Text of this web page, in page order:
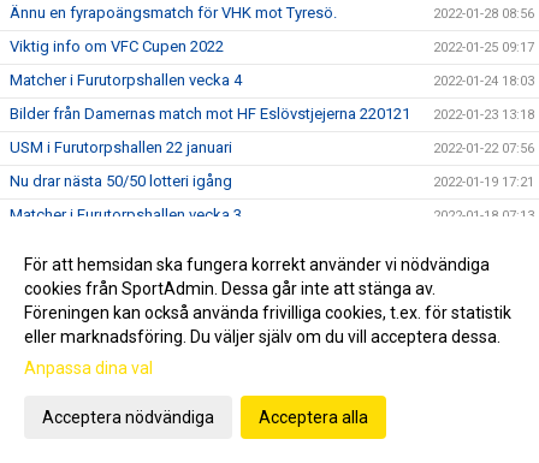
Ännu en fyrapoängsmatch för VHK mot Tyresö. 2022-01-28 08:56
Viktig info om VFC Cupen 2022 2022-01-25 09:17
Matcher i Furutorpshallen vecka 4 2022-01-24 18:03
Bilder från Damernas match mot HF Eslövstjejerna 220121 2022-01-23 13:18
USM i Furutorpshallen 22 januari 2022-01-22 07:56
Nu drar nästa 50/50 lotteri igång 2022-01-19 17:21
Matcher i Furutorpshallen vecka 3 2022-01-18 07:13
Vinnare i 50/50 lotteriet
Ändringar i schemat för helgens matcher 2022-01-13 16:53
Lördagens hemmamatch mot Västerås Irsta
Matcher vecka 2
Inställt för VHK:s damer
För att hemsidan ska fungera korrekt använder vi nödvändiga
cookies från SportAdmin. Dessa går inte att stänga av.
Föreningen kan också använda frivilliga cookies, t.ex. för statistik
eller marknadsföring. Du väljer själv om du vill acceptera dessa.
Anpassa dina val
Acceptera nödvändiga Acceptera alla